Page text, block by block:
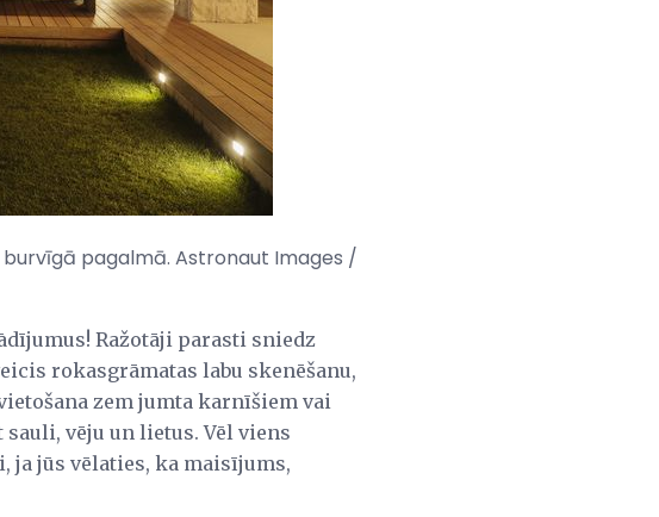
pagalmā. Astronaut Images /
Ražotāji parasti sniedz
rokasgrāmatas labu skenēšanu,
zem jumta karnīšiem vai
vēju un lietus. Vēl viens
ja jūs vēlaties, ka maisījums,